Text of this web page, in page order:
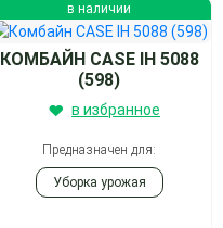
в наличии
КОМБАЙН CASE IH 5088
(598)
в избранное
Предназначен для:
Уборка урожая